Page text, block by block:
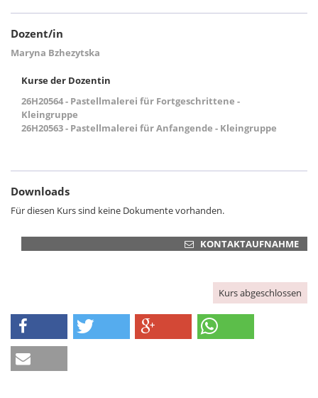
Dozent/in
Maryna Bzhezytska
Kurse der Dozentin
26H20564 - Pastellmalerei für Fortgeschrittene -
Kleingruppe
26H20563 - Pastellmalerei für Anfangende - Kleingruppe
Downloads
Für diesen Kurs sind keine Dokumente vorhanden.
KONTAKTAUFNAHME
Kurs abgeschlossen